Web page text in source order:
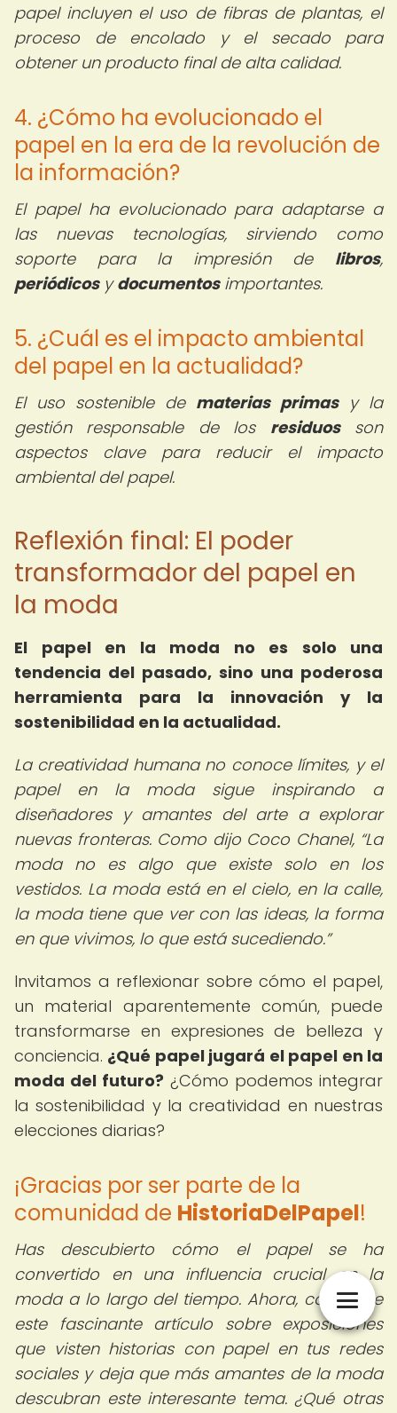
papel incluyen el uso de fibras de plantas, el
proceso de encolado y el secado para
obtener un producto final de alta calidad.
4. ¿Cómo ha evolucionado el
papel en la era de la revolución de
la información?
El papel ha evolucionado para adaptarse a
las nuevas tecnologías, sirviendo como
soporte para la impresión de libros,
periódicosydocumentosimportantes.
5. ¿Cuál es el impacto ambiental
del papel en la actualidad?
El uso sostenible de materias primasy la
gestión responsable de los residuosson
aspectos clave para reducir el impacto
ambiental del papel.
Reflexión final: El poder
transformador del papel en
la moda
El papel en la moda no es solo una
tendencia del pasado, sino una poderosa
herramienta para la innovación y la
sostenibilidad en la actualidad.
La creatividad humana no conoce límites, y el
papel en la moda sigue inspirando a
diseñadores y amantes del arte a explorar
nuevas fronteras. Como dijo Coco Chanel, La
moda no es algo que existe solo en los
vestidos. La moda está en el cielo, en la calle,
la moda tiene que ver con las ideas, la forma
en que vivimos, lo que está sucediendo.
Invitamos a reflexionar sobre cómo el papel,
un material aparentemente común, puede
transformarse en expresiones de belleza y
conciencia. ¿Qué papel jugará el papel en la
moda del futuro? ¿Cómo podemos integrar
la sostenibilidad y la creatividad en nuestras
elecciones diarias?
¡Gracias por ser parte de la
comunidad de HistoriaDelPapel!
Has descubierto cómo el papel se ha
convertido en una influencia crucial en la
moda a lo largo del tiempo. Ahora, comparte
este fascinante artículo sobre exposiciones
que visten historias con papel en tus redes
sociales y deja que más amantes de la moda
descubran este interesante tema. ¿Qué otras